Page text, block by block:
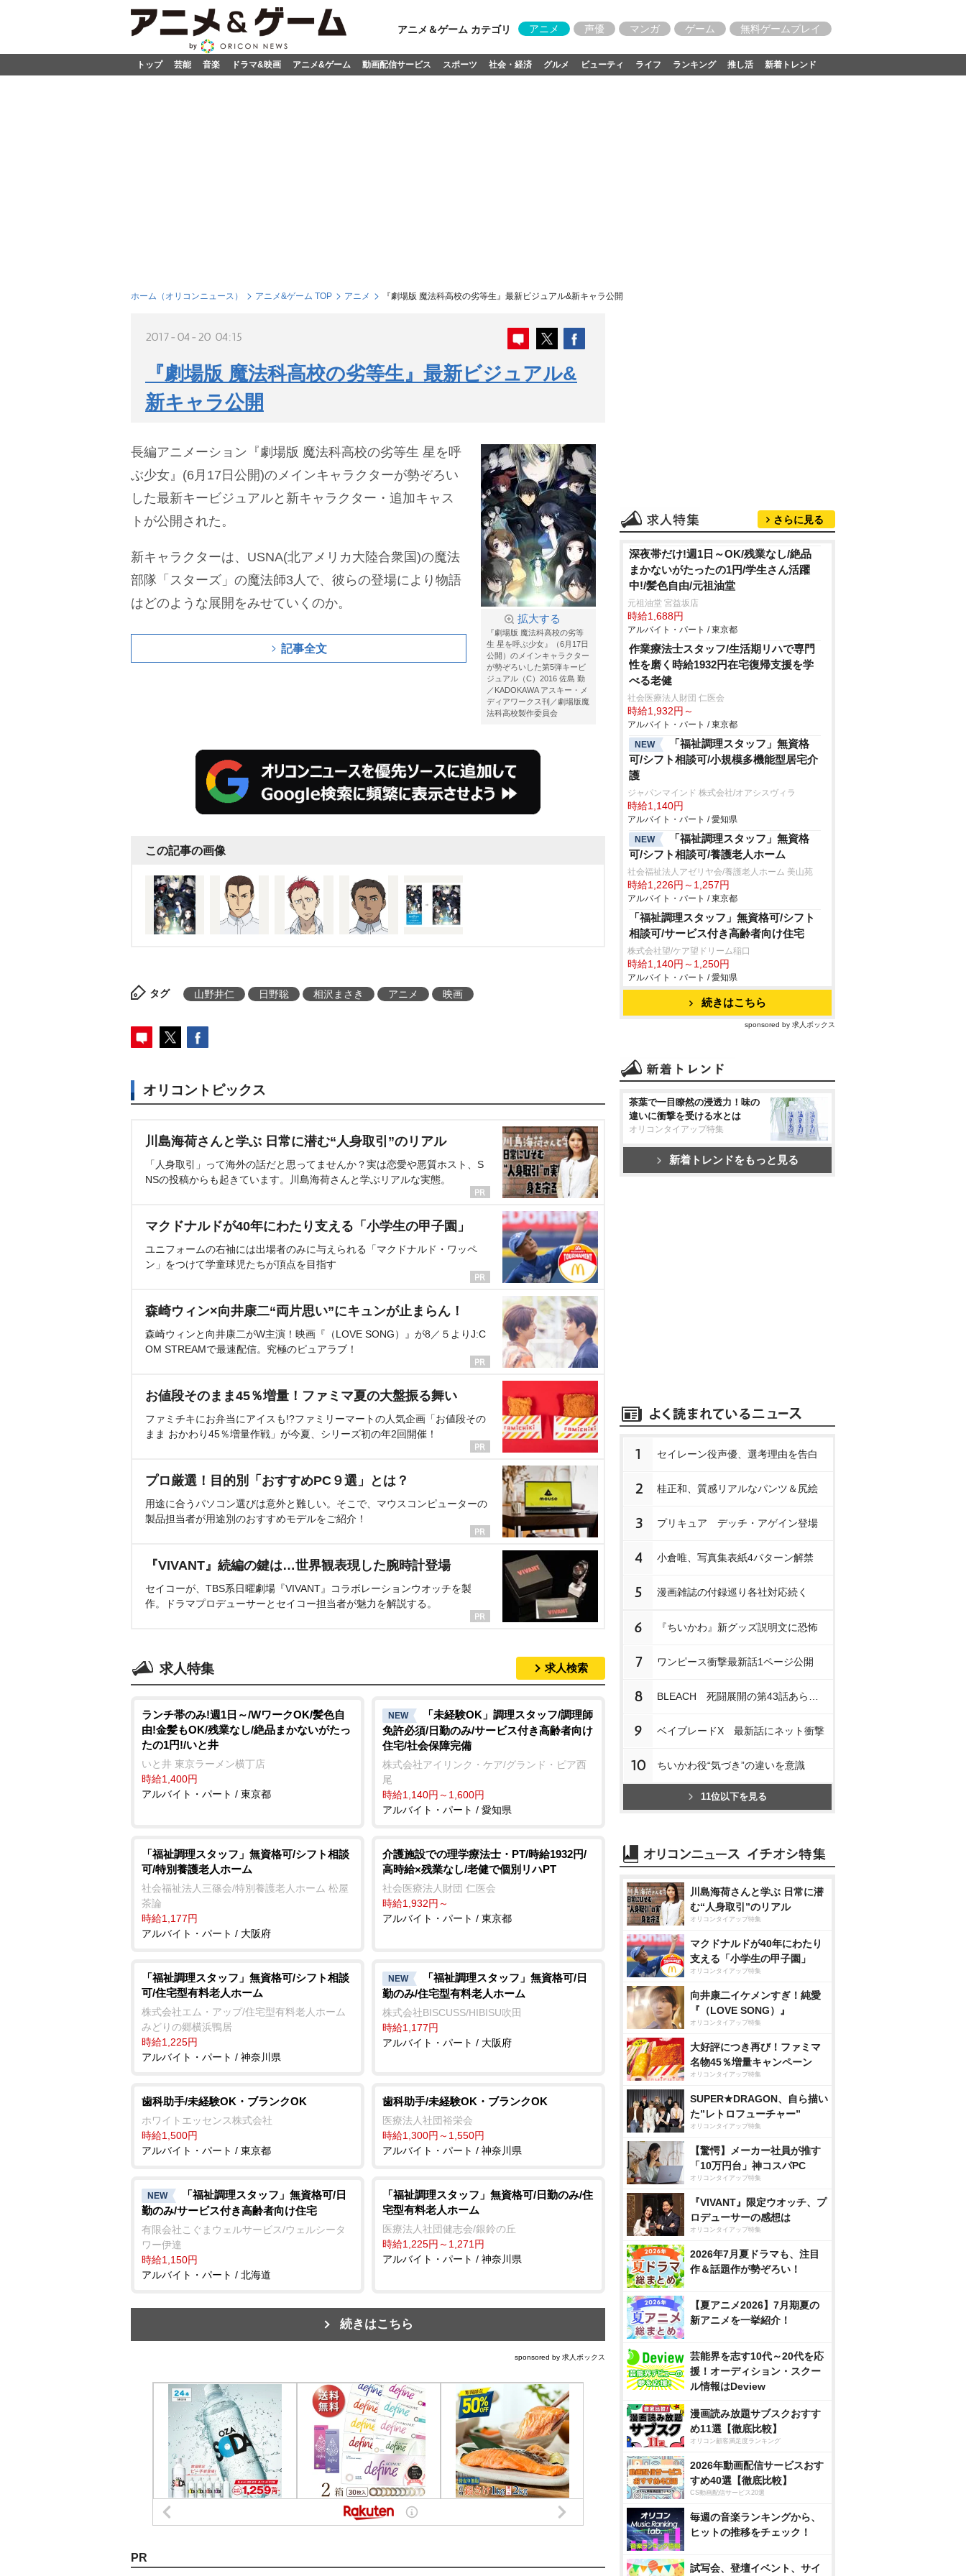
アニメ＆ゲーム カテゴリ アニメ 声優 マンガ ゲーム 無料ゲームプレイ
トップ 芸能 音楽 ドラマ&映画 アニメ&ゲーム 動画配信サービス スポーツ 社会・経済 グルメ ビューティ ライフ ランキング 推し活 新着トレンド
ホーム（オリコンニュース） アニメ&ゲーム TOP アニメ 『劇場版 魔法科高校の劣等生』最新ビジュアル&新キャラ公開
2017-04-20 04:15
『劇場版 魔法科高校の劣等生』最新ビジュアル&
新キャラ公開
拡大する
『劇場版 魔法科高校の劣等
生 星を呼ぶ少女』（6月17日
公開）のメインキャラクター
が勢ぞろいした第5弾キービ
ジュアル（C）2016 佐島 勤
／KADOKAWA アスキー・メ
ディアワークス刊／劇場版魔
法科高校製作委員会
長編アニメーション『劇場版 魔法科高校の劣等生 星を呼
ぶ少女』(6月17日公開)のメインキャラクターが勢ぞろい
した最新キービジュアルと新キャラクター・追加キャス
トが公開された。
新キャラクターは、USNA(北アメリカ大陸合衆国)の魔法
部隊「スターズ」の魔法師3人で、彼らの登場により物語
はどのような展開をみせていくのか。
記事全文
この記事の画像
タグ 山野井仁 日野聡 相沢まさき アニメ 映画
オリコントピックス
川島海荷さんと学ぶ 日常に潜む“人身取引”のリアル
「人身取引」って海外の話だと思ってませんか？実は恋愛や悪質ホスト、S
NSの投稿からも起きています。川島海荷さんと学ぶリアルな実態。
マクドナルドが40年にわたり支える「小学生の甲子園」
ユニフォームの右袖には出場者のみに与えられる「マクドナルド・ワッペ
ン」をつけて学童球児たちが頂点を目指す
森崎ウィン×向井康二“両片思い”にキュンが止まらん！
森崎ウィンと向井康二がW主演！映画『（LOVE SONG）』が8／５よりJ:C
OM STREAMで最速配信。究極のピュアラブ！
お値段そのまま45％増量！ファミマ夏の大盤振る舞い
ファミチキにお弁当にアイスも!?ファミリーマートの人気企画「お値段その
まま おかわり45％増量作戦」が今夏、シリーズ初の年2回開催！
プロ厳選！目的別「おすすめPC９選」とは？
用途に合うパソコン選びは意外と難しい。そこで、マウスコンピューターの
製品担当者が用途別のおすすめモデルをご紹介！
『VIVANT』続編の鍵は…世界観表現した腕時計登場
セイコーが、TBS系日曜劇場『VIVANT』コラボレーションウオッチを製
作。ドラマプロデューサーとセイコー担当者が魅力を解説する。
求人特集 求人検索
ランチ帯のみ!週1日～/WワークOK/髪色自
由!金髪もOK/残業なし/絶品まかないがたっ
たの1円!/いと井
いと井 東京ラーメン横丁店
時給1,400円
アルバイト・パート / 東京都
NEW
「未経験OK」調理スタッフ/調理師
免許必須/日勤のみ/サービス付き高齢者向け
住宅/社会保障完備
株式会社アイリンク・ケア/グランド・ピア西
尾
時給1,140円～1,600円
アルバイト・パート / 愛知県
「福祉調理スタッフ」無資格可/シフト相談
可/特別養護老人ホーム
社会福祉法人三篠会/特別養護老人ホーム 松屋
茶論
時給1,177円
アルバイト・パート / 大阪府
介護施設での理学療法士・PT/時給1932円/
高時給×残業なし/老健で個別リハPT
社会医療法人財団 仁医会
時給1,932円～
アルバイト・パート / 東京都
「福祉調理スタッフ」無資格可/シフト相談
可/住宅型有料老人ホーム
株式会社エム・アップ/住宅型有料老人ホーム
みどりの郷横浜鴨居
時給1,225円
アルバイト・パート / 神奈川県
NEW
「福祉調理スタッフ」無資格可/日
勤のみ/住宅型有料老人ホーム
株式会社BISCUSS/HIBISU吹田
時給1,177円
アルバイト・パート / 大阪府
歯科助手/未経験OK・ブランクOK
ホワイトエッセンス株式会社
時給1,500円
アルバイト・パート / 東京都
歯科助手/未経験OK・ブランクOK
医療法人社団裕栄会
時給1,300円～1,550円
アルバイト・パート / 神奈川県
NEW
「福祉調理スタッフ」無資格可/日
勤のみ/サービス付き高齢者向け住宅
有限会社こぐまウェルサービス/ウェルシータ
ワー伊達
時給1,150円
アルバイト・パート / 北海道
「福祉調理スタッフ」無資格可/日勤のみ/住
宅型有料老人ホーム
医療法人社団健志会/銀鈴の丘
時給1,225円～1,271円
アルバイト・パート / 神奈川県
続きはこちら
sponsored by 求人ボックス
PR
さらに見る
深夜帯だけ!週1日～OK/残業なし/絶品
まかないがたったの1円/学生さん活躍
中!/髪色自由/元祖油堂
元祖油堂 宮益坂店
時給1,688円
アルバイト・パート / 東京都
作業療法士スタッフ/生活期リハで専門
性を磨く時給1932円在宅復帰支援を学
べる老健
社会医療法人財団 仁医会
時給1,932円～
アルバイト・パート / 東京都
NEW
「福祉調理スタッフ」無資格
可/シフト相談可/小規模多機能型居宅介
護
ジャパンマインド 株式会社/オアシスヴィラ
時給1,140円
アルバイト・パート / 愛知県
NEW
「福祉調理スタッフ」無資格
可/シフト相談可/養護老人ホーム
社会福祉法人アゼリヤ会/養護老人ホーム 美山苑
時給1,226円～1,257円
アルバイト・パート / 東京都
「福祉調理スタッフ」無資格可/シフト
相談可/サービス付き高齢者向け住宅
株式会社望/ケア望ドリーム稲口
時給1,140円～1,250円
アルバイト・パート / 愛知県
続きはこちら
sponsored by 求人ボックス
茶葉で一目瞭然の浸透力！味の
違いに衝撃を受ける水とは
オリコンタイアップ特集
新着トレンドをもっと見る
1 セイレーン役声優、選考理由を告白
2 桂正和、質感リアルなパンツ＆尻絵
3 プリキュア デッチ・アゲイン登場
4 小倉唯、写真集表紙4パターン解禁
5 漫画雑誌の付録巡り各社対応続く
6 『ちいかわ』新グッズ説明文に恐怖
7 ワンピース衝撃最新話1ページ公開
8
9 ベイブレードX 最新話にネット衝撃
10 ちいかわ役“気づき”の違いを意識
11位以下を見る
川島海荷さんと学ぶ 日常に潜
む“人身取引”のリアル
オリコンタイアップ特集
マクドナルドが40年にわたり
支える「小学生の甲子園」
オリコンタイアップ特集
向井康二イケメンすぎ！純愛
『（LOVE SONG）』
オリコンタイアップ特集
大好評につき再び！ファミマ
名物45％増量キャンペーン
オリコンタイアップ特集
SUPER★DRAGON、自ら描い
た”レトロフューチャー”
オリコンタイアップ特集
【驚愕】メーカー社員が推す
「10万円台」神コスパPC
オリコンタイアップ特集
『VIVANT』限定ウオッチ、プ
ロデューサーの感想は
オリコンタイアップ特集
2026年7月夏ドラマも、注目
作＆話題作が勢ぞろい！
【夏アニメ2026】7月期夏の
新アニメを一挙紹介！
芸能界を志す10代～20代を応
援！オーディション・スクー
ル情報はDeview
漫画読み放題サブスクおすす
め11選【徹底比較】
オリコン顧客満足度ランキング
2026年動画配信サービスおす
すめ40選【徹底比較】
CS動画配信サービス20選
毎週の音楽ランキングから、
ヒットの推移をチェック！
試写会、登壇イベント、サイ